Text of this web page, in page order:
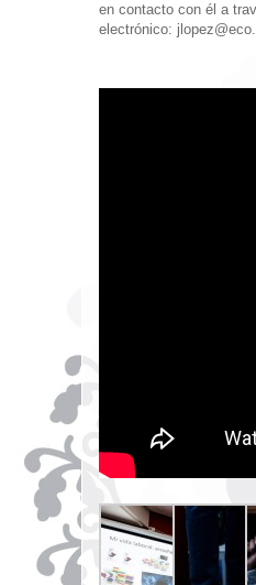
en contacto con él a
electrónico: